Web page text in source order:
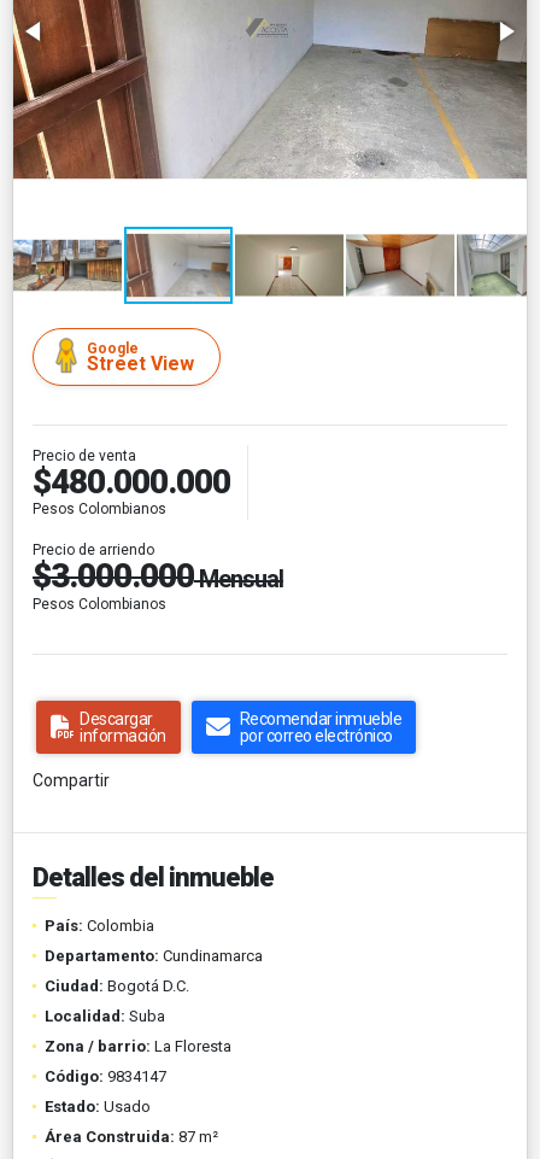
Google
Street View
Precio de venta
$480.000.000
Pesos Colombianos
Precio de arriendo
$3.000.000Mensual
Pesos Colombianos
Descargar
información
Recomendar inmueble
por correo electrónico
Compartir
Detalles del inmueble
País: Colombia
Departamento: Cundinamarca
Ciudad: Bogotá D.C.
Localidad: Suba
Zona / barrio: La Floresta
Código: 9834147
Estado: Usado
Área Construida: 87 m²